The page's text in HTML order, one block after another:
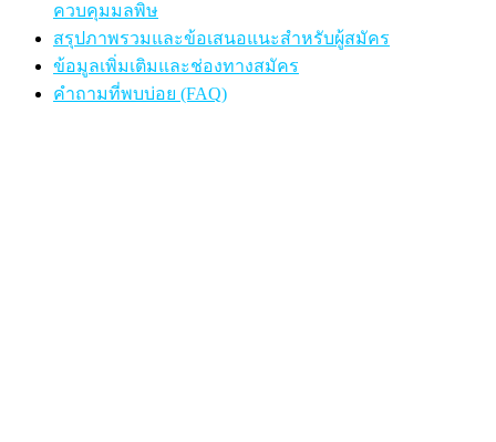
ควบคุมมลพิษ
สรุปภาพรวมและข้อเสนอแนะสำหรับผู้สมัคร
ข้อมูลเพิ่มเติมและช่องทางสมัคร
คำถามที่พบบ่อย (FAQ)